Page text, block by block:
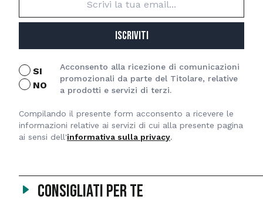
ISCRIVITI
SI
NO
Acconsento alla ricezione di comunicazioni
promozionali da parte del Titolare, relative
a prodotti e servizi di terzi.
Compilando il presente form acconsento a ricevere le
informazioni relative ai servizi di cui alla presente pagina
ai sensi dell'informativa sulla privacy.
Consigliati per te